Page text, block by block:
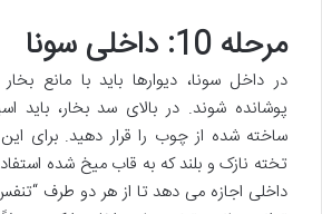
مرحله 10: داخلی سونا
در داخل سونا، دیوارها باید با مانع
ساخته شده از چوب را قرار دهید. برای
تخته نازک و بلند که به قاب میخ شده
داخلی اجازه می دهد تا از هر دو طرف